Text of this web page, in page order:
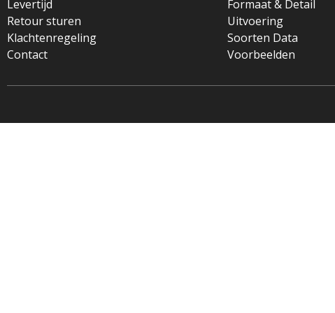
Levertijd
Retour sturen
Klachtenregeling
Contact
Formaat & Detail
Uitvoering
Soorten Data
Voorbeelden